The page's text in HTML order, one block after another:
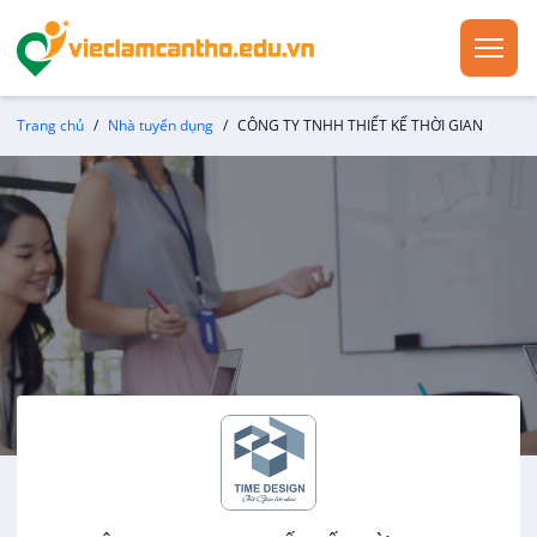
Trang chủ Nhà tuyển dụng CÔNG TY TNHH THIẾT KẾ THỜI GIAN